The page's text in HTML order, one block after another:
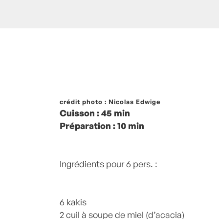
Posté à 21:00hin- Petits plats en
Baies roses,Citron
byLaurent Mariotte
crédit photo : Nicolas Edwige
Cuisson : 45 min
Préparation : 10 min
Ingrédients pour 6 pers. :
6 kakis
2 cuil à soupe de miel (d’acacia)